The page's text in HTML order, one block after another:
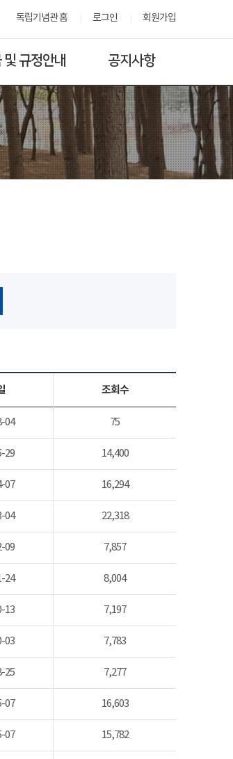
독립기념관 홈 로그인 회원가입
및 규정안내 공지사항
조회수
04 75
29 14,400
07 16,294
04 22,318
09 7,857
24 8,004
13 7,197
03 7,783
25 7,277
07 16,603
07 15,782